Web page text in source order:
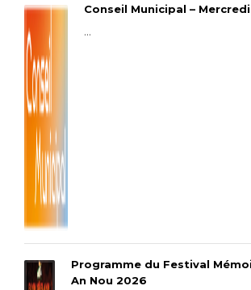
Conseil Municipal –
...
Programme du Festival
An Nou 2026